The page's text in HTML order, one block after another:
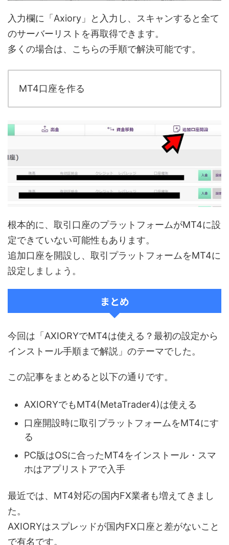
入力欄に「Axiory」と入力し、スキャンすると全て
のサーバーリストを再取得できます。
多くの場合は、こちらの手順で解決可能です。
MT4口座を作る
根本的に、取引口座のプラットフォームがMT4に設
定できていない可能性もあります。
追加口座を開設し、取引プラットフォームをMT4に
設定しましょう。
まとめ
今回は「AXIORYでMT4は使える？最初の設定から
インストール手順まで解説」のテーマでした。
この記事をまとめると以下の通りです。
AXIORYでもMT4(MetaTrader4)は使える
口座開設時に取引プラットフォームをMT4にす
る
PC版はOSに合ったMT4をインストール・スマ
ホはアプリストアで入手
最近では、MT4対応の国内FX業者も増えてきまし
た。
AXIORYはスプレッドが国内FX口座と差がないこと
で有名です。